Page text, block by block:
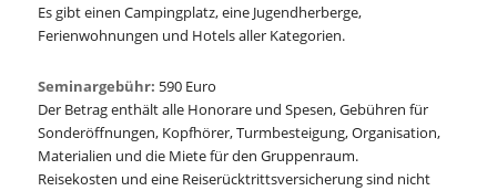
Es gibt einen Campingplatz, eine Jugendherberge,
Ferienwohnungen und Hotels aller Kategorien.
Seminargebühr: 590 Euro
Der Betrag enthält alle Honorare und Spesen, Gebühren für
Sonderöffnungen, Kopfhörer, Turmbesteigung, Organisation,
Materialien und die Miete für den Gruppenraum.
Reisekosten und eine Reiserücktrittsversicherung sind nicht